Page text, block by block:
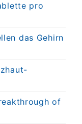
pro
das Gehirn
of